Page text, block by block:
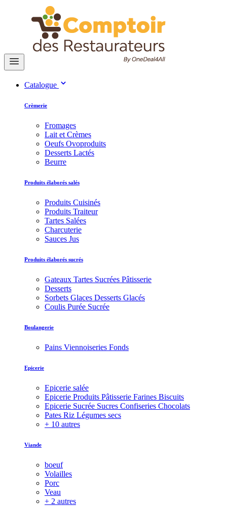
Catalogue
Crèmerie
Fromages
Lait et Crèmes
Oeufs Ovoproduits
Desserts Lactés
Beurre
Produits élaborés salés
Produits Cuisinés
Produits Traiteur
Tartes Salées
Charcuterie
Sauces Jus
Produits élaborés sucrés
Gateaux Tartes Sucrées Pâtisserie
Desserts
Sorbets Glaces Desserts Glacés
Coulis Purée Sucrée
Boulangerie
Pains Viennoiseries Fonds
Epicerie
Epicerie salée
Epicerie Produits Pâtisserie Farines Biscuits
Epicerie Sucrée Sucres Confiseries Chocolats
Pates Riz Légumes secs
+ 10 autres
Viande
boeuf
Volailles
Porc
Veau
+ 2 autres